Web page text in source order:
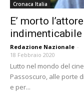
Cronaca Italia
E’ morto
indimenticabile
Redazione Nazionale -
18 Febbraio 2020
Lutto nel mondo del
Passoscuro, alle porte
e per...